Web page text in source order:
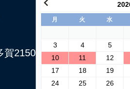
法
分的に剥がれた壁の塗り替え方法
賀2150
月 火 水
3
4 5
10
11 12
17
18 19
24
25 26